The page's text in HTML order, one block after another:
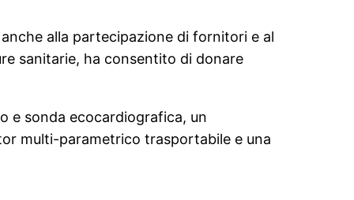
alla partecipazione di fornitori e al
sanitarie, ha consentito di donare
e sonda ecocardiografica, un
multi-parametrico trasportabile e una